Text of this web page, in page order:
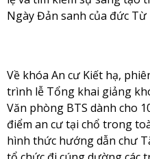
Ngày Đản sanh của đức Từ
Về khóa An cư Kiết hạ,
trình lễ Tổng khai giảng
Văn phòng BTS dành cho
điểm an cư tại chổ trong
hình thức hướng dẫn chư